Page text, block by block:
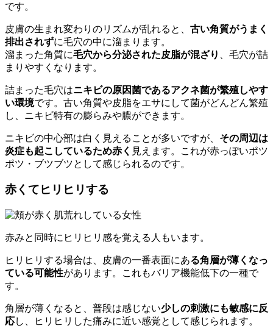
です。
皮膚の生まれ変わりのリズムが乱れると、 古い角質がうまく
排出されずに毛穴の中に溜まります。
溜まった角質に毛穴から分泌された皮脂が混ざり
、毛穴が詰
まりやすくなります。
詰まった毛穴はニキビの原因菌であるアクネ菌が繁殖しやす
い環境です。古い角質や皮脂をエサにして菌がどんどん繁殖
し、ニキビ特有の膨らみや膿ができます。
ニキビの中心部は白く見えることが多いですが、 その周辺は
炎症も起こしているため赤く 見えます。これが赤っぽいポツ
ポツ・ブツブツとして感じられるのです。
赤くてヒリヒリする
赤みと同時にヒリヒリ感を覚える人もいます。
ヒリヒリする場合は、皮膚の一番表面にある角層が薄くなっ
ている可能性があります。これもバリア機能低下の一種で
す。
角層が薄くなると、普段は感じない少しの刺激にも敏感に反
応し、ヒリヒリした痛みに近い感覚として感じられます。